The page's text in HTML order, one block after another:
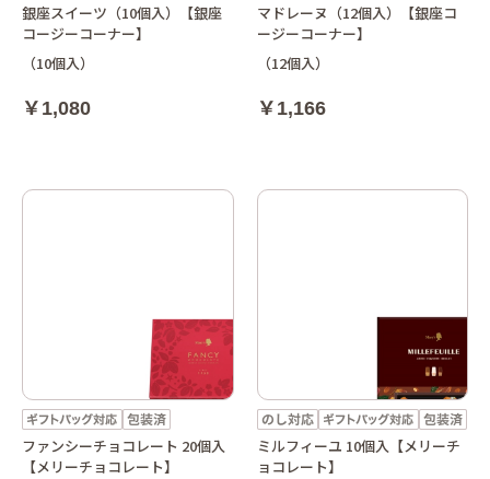
銀座スイーツ（10個入）【銀座
コージーコーナー】
（10個入）
￥1,080
マドレーヌ（12個入）【銀座コ
ージーコーナー】
（12個入）
￥1,166
ファンシーチョコレート 20個入
【メリーチョコレート】
ミルフィーユ 10個入【メリーチ
ョコレート】